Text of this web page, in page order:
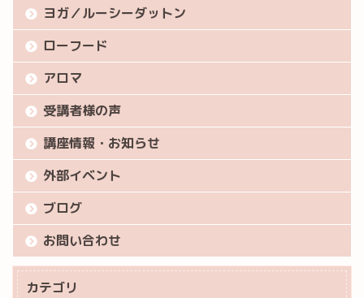
ヨガ／ルーシーダットン
ローフード
アロマ
受講者様の声
講座情報・お知らせ
外部イベント
ブログ
お問い合わせ
カテゴリ